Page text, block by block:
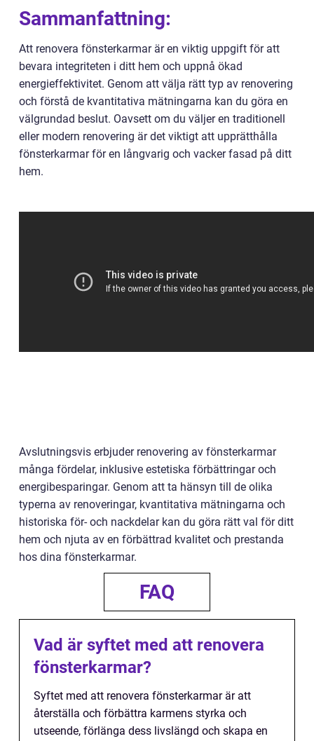
Sammanfattning:
Att renovera fönsterkarmar är en viktig uppgift för att
bevara integriteten i ditt hem och uppnå ökad
energieffektivitet. Genom att välja rätt typ av renovering
och förstå de kvantitativa mätningarna kan du göra en
välgrundad beslut. Oavsett om du väljer en traditionell
eller modern renovering är det viktigt att upprätthålla
fönsterkarmar för en långvarig och vacker fasad på ditt
hem.
Avslutningsvis erbjuder renovering av fönsterkarmar
många fördelar, inklusive estetiska förbättringar och
energibesparingar. Genom att ta hänsyn till de olika
typerna av renoveringar, kvantitativa mätningarna och
historiska för- och nackdelar kan du göra rätt val för ditt
hem och njuta av en förbättrad kvalitet och prestanda
hos dina fönsterkarmar.
FAQ
Vad är syftet med att renovera
fönsterkarmar?
Syftet med att renovera fönsterkarmar är att
återställa och förbättra karmens styrka och
utseende, förlänga dess livslängd och skapa en